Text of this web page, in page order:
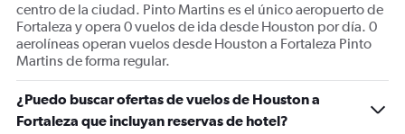
centro de la ciudad. Pinto Martins es el único aeropuerto de
Fortaleza y opera 0 vuelos de ida desde Houston por día. 0
aerolíneas operan vuelos desde Houston a Fortaleza Pinto
Martins de forma regular.
¿Puedo buscar ofertas de vuelos de Houston a
Fortaleza que incluyan reservas de hotel?